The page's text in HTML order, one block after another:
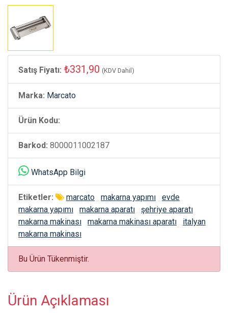
Satış Fiyatı: ₺331,90 (KDV Dahil)
Marka: Marcato
Ürün Kodu:
Barkod: 8000011002187
WhatsApp Bilgi
Etiketler: marcato makarna yapımı
evde
makarna yapımı
makarna aparatı
şehriye aparatı
makarna makinası
makarna makinası aparatı
italyan
makarna makinası
Bu Ürün Tükenmiştir.
Ürün Açıklaması